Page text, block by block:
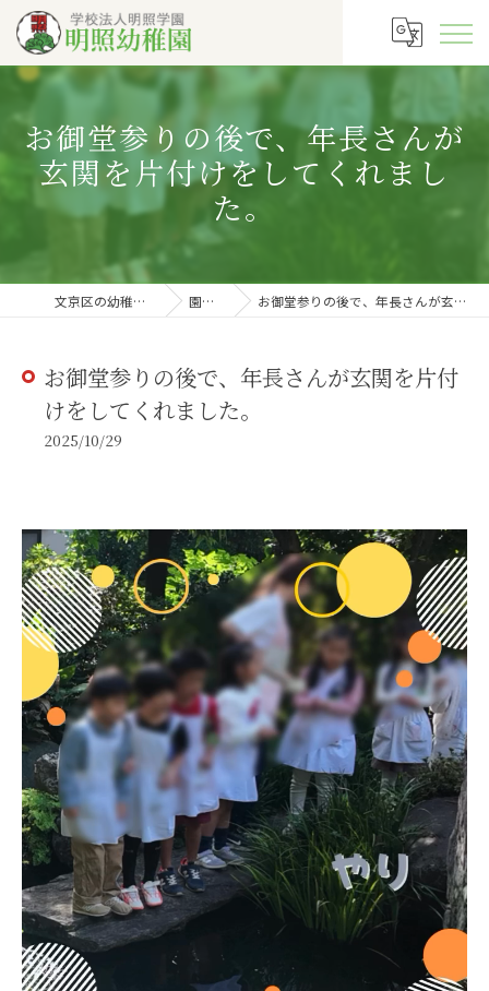
お御堂参りの後で、年長さんが
玄関を片付けをしてくれまし
た。
文京区の幼稚園なら明照幼稚園 園長の徒然 お御堂参りの後で、年長さんが玄関を片付けをしてくれました。
お御堂参りの後で、年長さんが玄関を片付
けをしてくれました。
2025/10/29